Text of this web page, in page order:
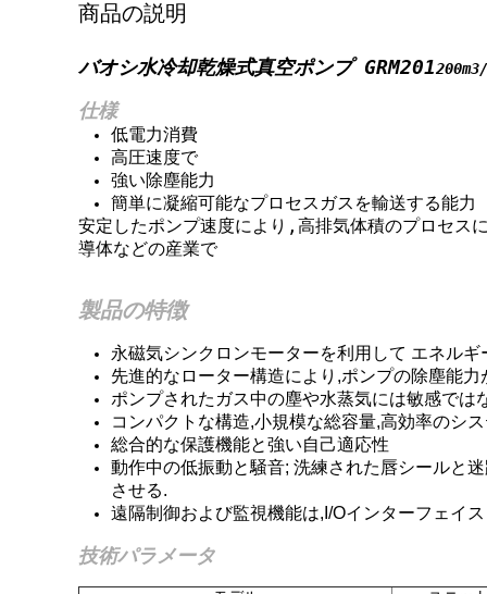
商品の説明
バオシ水冷却乾燥式真空ポンプ GRM201
仕様
低電力消費
高圧速度で
強い除塵能力
簡単に凝縮可能なプロセスガスを輸送する能力
安定したポンプ速度により,高排気体積のプロセス
導体などの産業で
製品の特徴
永磁気シンクロンモーターを利用して エネル
先進的なローター構造により,ポンプの除塵能力
ポンプされたガス中の塵や水蒸気には敏感では
コンパクトな構造,小規模な総容量,高効率のシ
総合的な保護機能と強い自己適応性
動作中の低振動と騒音; 洗練された唇シールと
させる.
遠隔制御および監視機能は,I/Oインターフェイ
技術パラメータ